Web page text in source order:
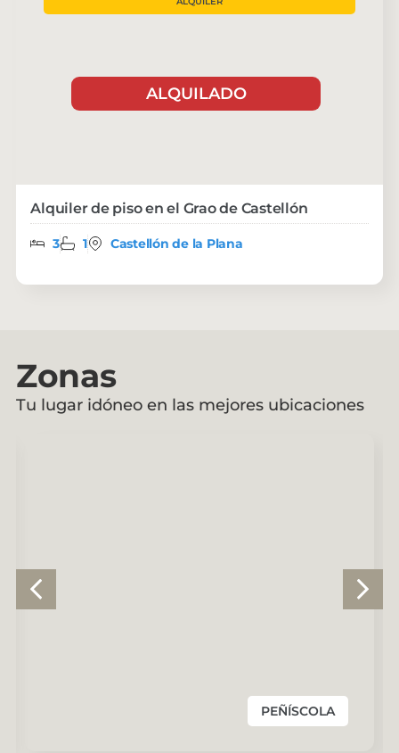
ALQUILADO
Alquiler de piso en el Grao de Castellón
3 1 Castellón de la Plana
Zonas
Tu lugar idóneo en las mejores ubicaciones
PEÑÍSCOLA